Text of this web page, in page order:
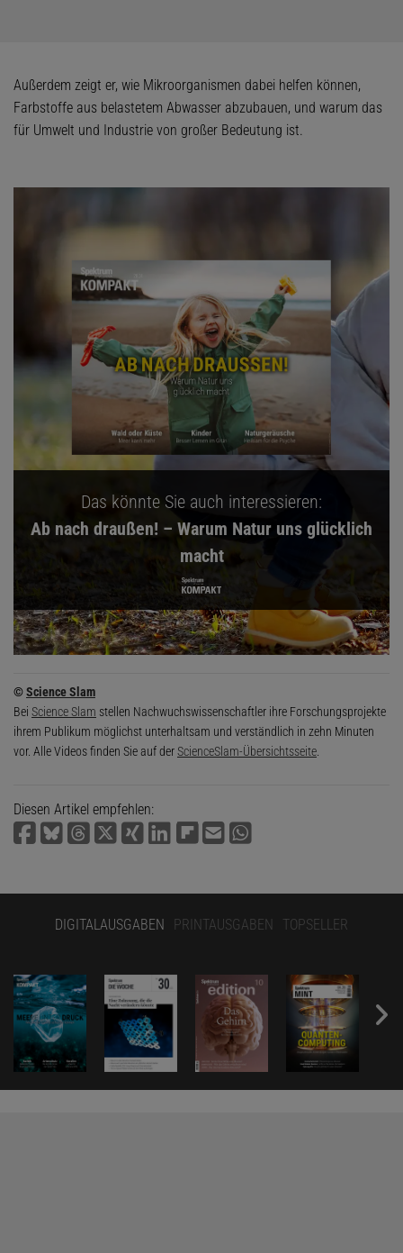
Außerdem zeigt er, wie Mikroorganismen dabei helfen können,
Farbstoffe aus belastetem Abwasser abzubauen, und warum das
für Umwelt und Industrie von großer Bedeutung ist.
Das könnte Sie auch interessieren:
Ab nach draußen! – Warum Natur uns glücklich
macht
©Science Slam
Bei Science Slam stellen Nachwuchswissenschaftler ihre Forschungsprojekte
ihrem Publikum möglichst unterhaltsam und verständlich in zehn Minuten
vor. Alle Videos finden Sie auf derScienceSlam-Übersichtsseite
Diesen Artikel empfehlen:
DIGITALAUSGABEN PRINTAUSGABEN TOPSELLER